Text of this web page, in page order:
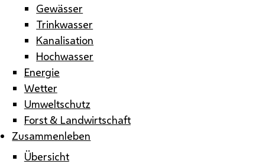
Gewässer
Trinkwasser
Kanalisation
Hochwasser
Energie
Wetter
Umweltschutz
Forst & Landwirtschaft
Zusammenleben
Übersicht